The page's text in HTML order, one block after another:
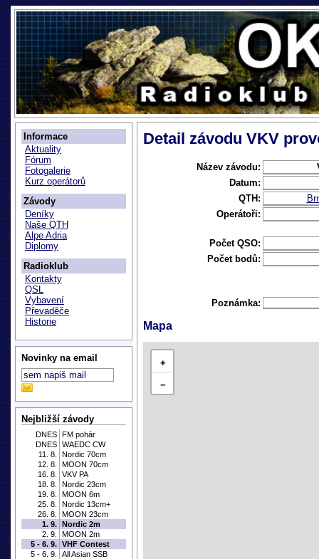
Informace
Aktuality
Fórum
Fotogalerie
Kurz operátorů
Závody
Deníky
Naše QTH
Alpe Adria
Diplomy
Radioklub
Kontakty
QSL
Vybavení
Převaděče
Historie
Novinky na email
Nejbližší závody
DNES FM pohár
DNES WAEDC CW
11. 8.
Nordic 70cm
12. 8.
MOON 70cm
16. 8.
VKV PA
18. 8.
Nordic 23cm
19. 8.
MOON 6m
25. 8.
Nordic 13cm+
26. 8.
MOON 23cm
1. 9. Nordic 2m
2. 9.
MOON 2m
5 - 6. 9. VHF Contest
5 - 6. 9.
All Asian SSB
Detail závodu VKV
Název závodu:
Datum:
QTH:
Operátoři:
Počet QSO:
Počet bodů:
Poznámka:
Mapa
+
−